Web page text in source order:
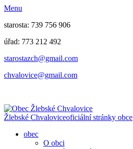
Menu
starosta: 739 756 906
úřad: 773 212 492
​​​​starostazch@gmail.com
​​​​chvalovice@gmail.com
Žlebské Chvaloviceoficiální stránky obce
obec
O obci